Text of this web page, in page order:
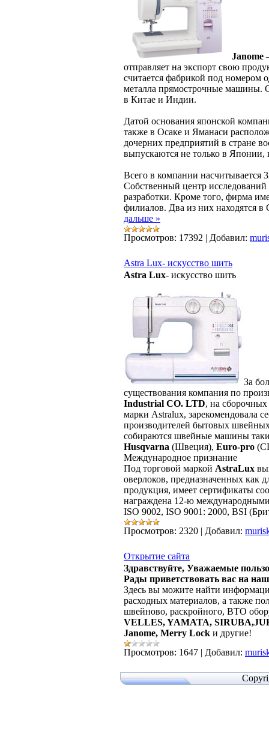
Janome
отправляет на экспорт свою
считается фабрикой под номером
металла прямострочные машины.
в Китае и Индии.
Датой основания японской
также в Осаке и Яманаси
дочерних предприятий в стране
выпускаются не только в Японии,
Всего в компании насчитывается
Собственный центр исследований
разработки. Кроме того, фирма
филиалов. Два из них
дальше »
Просмотров: 17392 | Добавил:
Astra Lux- искусство шить
Astra Lux- искусство шить
За
существования компания по
Industrial CO. LTD, на
марки Astralux, зарекомендовала
производителей бытовых
собираются швейные машины
Husqvarna (Швеция), Euro-pro
Международное признание
Под торговой маркой AstraLux
оверлоков, предназначенных как
продукция, имеет сертификаты
награждена 12-ю международными
ISO 9002, ISO 9001: 2000, BSI
Просмотров: 2320 | Добавил:
Открытие сайта
Здравствуйте, Уважаемые
Рады приветствовать вас на
Здесь вы можите найти
расходных материалов, а также
швейново, раскройного, ВТО
VELLES, YAMATA,
Janome, Merry Lock и другие!
Просмотров: 1647 | Добавил: